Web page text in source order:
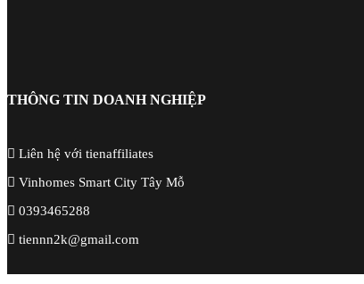
THÔNG TIN DOANH NGHIỆP
Liên hệ với tienaffiliates
Vinhomes Smart City Tây Mỗ
0393465288
tiennn2k@gmail.com